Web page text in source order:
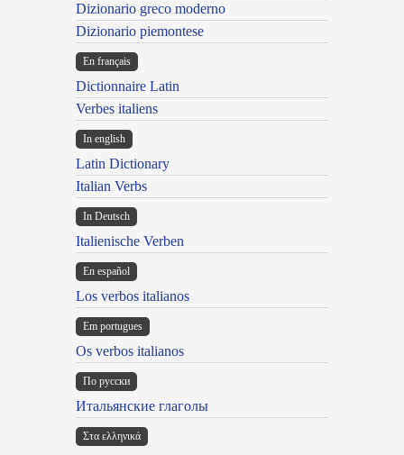
Dizionario greco moderno
Dizionario piemontese
En français
Dictionnaire Latin
Verbes italiens
In english
Latin Dictionary
Italian Verbs
In Deutsch
Italienische Verben
En español
Los verbos italianos
Em portugues
Os verbos italianos
По русски
Итальянские глаголы
Στα ελληνικά